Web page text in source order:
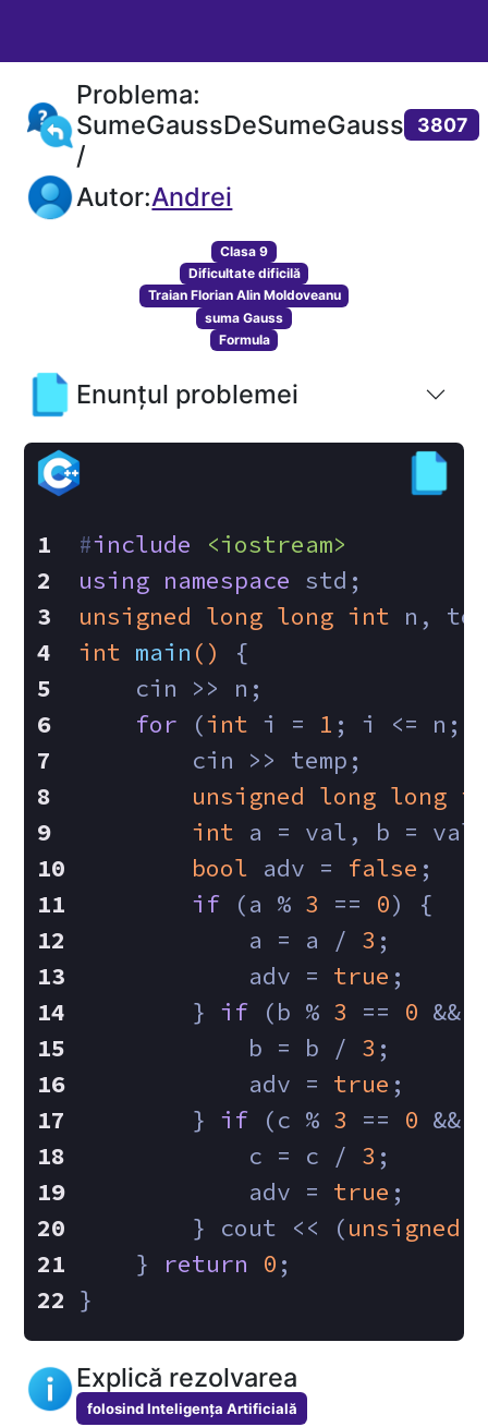
Problema:
SumeGaussDeSumeGauss
/
3807
Autor:Andrei
Clasa 9
Dificultate dificilă
Traian Florian Alin Moldoveanu
suma Gauss
Formula
Enunțul problemei
#include
<iostream>
using namespace std;
unsigned long long int n,
int main ()
{
    cin >> n;
for (int i = 1 ; i <= n;
        cin >> temp;
unsigned long long
int a = val, b =
bool adv = false ;
if (a % 3 == 0) {
            a = a /
3 ;
            adv =
true ;
        }
if (b % 3 == 0 &&
            b = b /
3 ;
            adv =
true ;
        }
if (c % 3 == 0 &&
            c = c /
3 ;
            adv =
true ;
        } cout << (
unsigned
    }
return 0 ;
}
Explică rezolvarea
folosind Inteligența Artificială